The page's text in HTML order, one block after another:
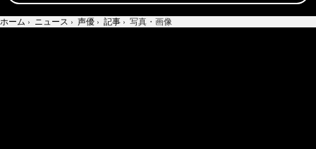
ホーム › ニュース › 声優 › 記事 › 写真・画像